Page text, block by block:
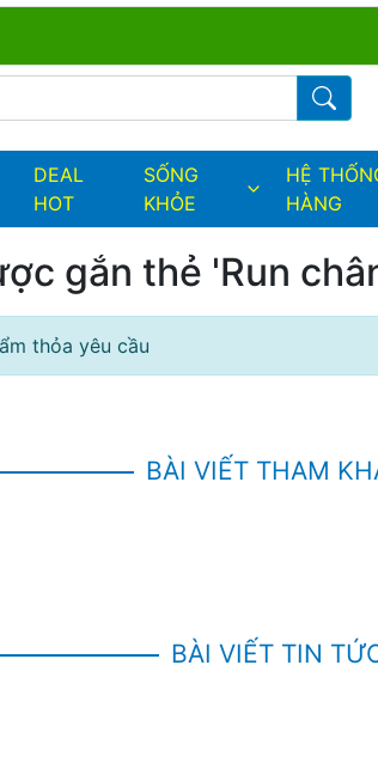
Từ
DEAL
HOT
SỐNG
KHỎE
HỆ
HÀNG
gắn thẻ 'Run
thỏa yêu cầu
BÀI VIẾT THAM
BÀI VIẾT TIN